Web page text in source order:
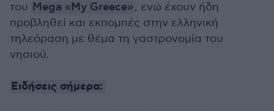
του Mega «My Greece», ενώ έχουν ήδη
προβληθεί και εκπομπές στην ελληνική
τηλεόραση με θέμα τη γαστρονομία του
νησιού.
Ειδήσεις σήμερα: